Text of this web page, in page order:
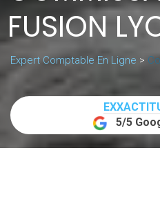
FUSION
Expert Comptable En Ligne >
5/5